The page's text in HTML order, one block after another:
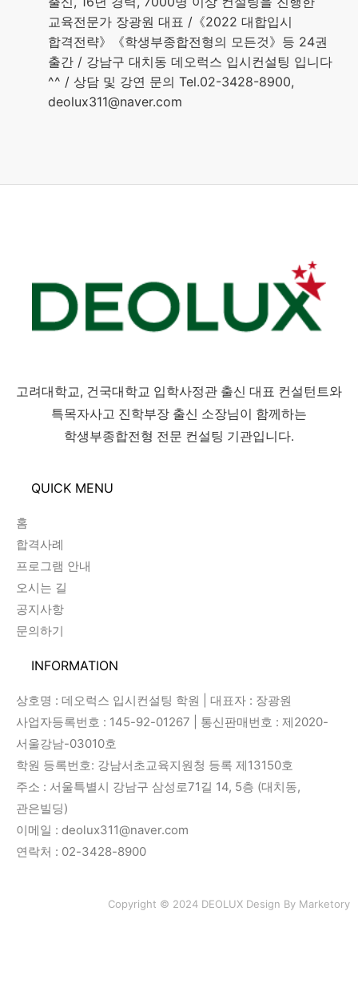
교육전문가 장광원 대표 /《2022 대합입시
합격전략》《학생부종합전형의 모든것》등 24권
출간 / 강남구 대치동 데오럭스 입시컨설팅 입니다
^^ / 상담 및 강연 문의 Tel.02-3428-8900,
deolux311@naver.com
고려대학교, 건국대학교 입학사정관 출신 대표 컨설턴트와
특목자사고 진학부장 출신 소장님이 함께하는
학생부종합전형 전문 컨설팅 기관입니다.
QUICK MENU
홈
합격사례
프로그램 안내
오시는 길
공지사항
문의하기
INFORMATION
상호명 : 데오럭스 입시컨설팅 학원 | 대표자 : 장광원
사업자등록번호 : 145-92-01267 | 통신판매번호 : 제2020-
서울강남-03010호
학원 등록번호: 강남서초교육지원청 등록 제13150호
주소 : 서울특별시 강남구 삼성로71길 14, 5층 (대치동,
관은빌딩)
이메일 : deolux311@naver.com
연락처 : 02-3428-8900
Copyright © 2024 DEOLUX Design By Marketory